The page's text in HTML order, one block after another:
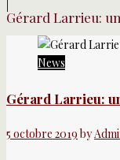
Gérard Larrieu:
News
Gérard Larrieu:
5 octobre 2019 by